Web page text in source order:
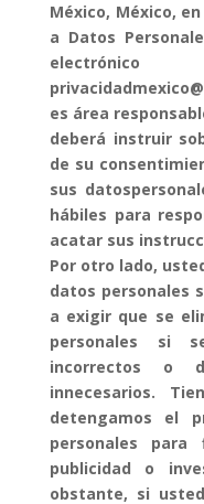
México, México,
a Datos
electrónico
es área
deberá instruir
de su
sus
hábiles para
acatar sus
Por otro lado,
datos personales
a exigir que se
personales si
incorrectos o
innecesarios.
detengamos el
personales para
publicidad o
obstante, si